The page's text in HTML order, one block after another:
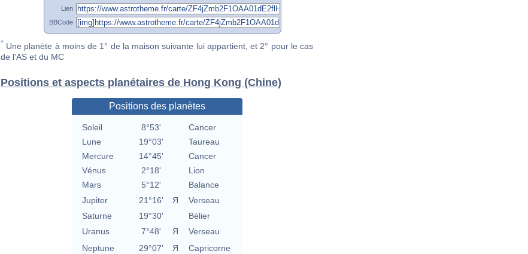
Lien
BBCode
* Une planète à moins de 1° de la maison suivante lui appartient, et 2° pour le cas
de l'AS et du MC
Positions et aspects planétaires de Hong Kong (Chine)
Positions des planètes
Soleil 8°53'
Cancer
Lune
19°03'
Taureau
Mercure
14°45'
Cancer
Vénus
2°18'
Lion
Mars
5°12'
Balance
Jupiter
21°16' Я
Verseau
Saturne
19°30'
Bélier
Uranus
7°48' Я
Verseau
Neptune
29°07' Я
Capricorne